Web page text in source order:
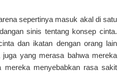
sepertinya masuk akal di satu
sinis tentang konsep cinta.
dan ikatan dengan orang lain
yang merasa bahwa mereka
mereka menyebabkan rasa sakit